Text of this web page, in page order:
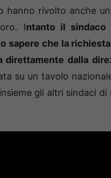
hanno rivolto anche
Intanto il sindaco
sapere che la
direttamente dalla
su un tavolo
gli altri sindaci